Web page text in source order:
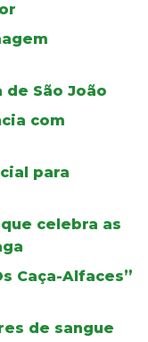
São João
com
para
celebra as
Caça-Alfaces”
de sangue